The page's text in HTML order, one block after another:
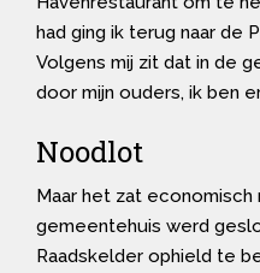
had ging ik terug naar de
Volgens mij zit dat in de
door mijn ouders, ik ben
Noodlot
Maar het zat
gemeentehuis werd
Raadskelder ophield te